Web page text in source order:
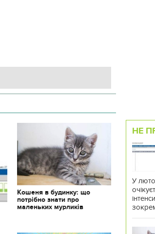
Кошеня в будинку: що
потрібно знати про
маленьких мурликів
НЕ
У